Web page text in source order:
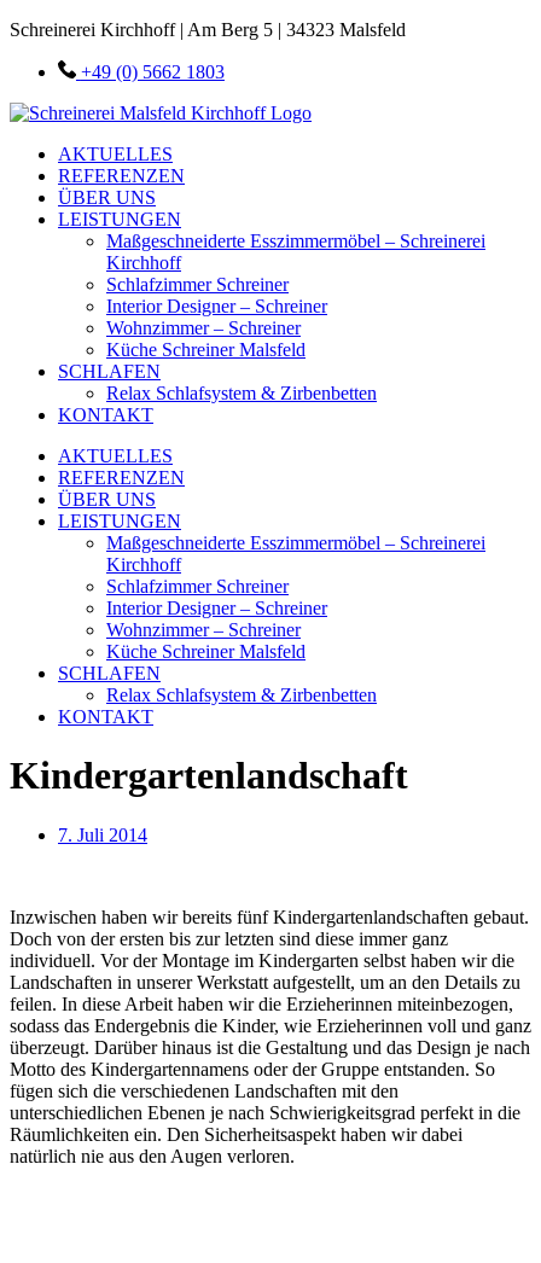
Schreinerei Kirchhoff | Am Berg 5 | 34323 Malsfeld
+49 (0) 5662 1803
AKTUELLES
REFERENZEN
ÜBER UNS
LEISTUNGEN
Maßgeschneiderte Esszimmermöbel – Schreinerei
Kirchhoff
Schlafzimmer Schreiner
Interior Designer – Schreiner
Wohnzimmer – Schreiner
Küche Schreiner Malsfeld
SCHLAFEN
Relax Schlafsystem & Zirbenbetten
KONTAKT
AKTUELLES
REFERENZEN
ÜBER UNS
LEISTUNGEN
Maßgeschneiderte Esszimmermöbel – Schreinerei
Kirchhoff
Schlafzimmer Schreiner
Interior Designer – Schreiner
Wohnzimmer – Schreiner
Küche Schreiner Malsfeld
SCHLAFEN
Relax Schlafsystem & Zirbenbetten
KONTAKT
Kindergartenlandschaft
7. Juli 2014
Inzwischen haben wir bereits fünf Kindergartenlandschaften gebaut.
Doch von der ersten bis zur letzten sind diese immer ganz
individuell. Vor der Montage im Kindergarten selbst haben wir die
Landschaften in unserer Werkstatt aufgestellt, um an den Details zu
feilen. In diese Arbeit haben wir die Erzieherinnen miteinbezogen,
sodass das Endergebnis die Kinder, wie Erzieherinnen voll und ganz
überzeugt. Darüber hinaus ist die Gestaltung und das Design je nach
Motto des Kindergartennamens oder der Gruppe entstanden. So
fügen sich die verschiedenen Landschaften mit den
unterschiedlichen Ebenen je nach Schwierigkeitsgrad perfekt in die
Räumlichkeiten ein. Den Sicherheitsaspekt haben wir dabei
natürlich nie aus den Augen verloren.